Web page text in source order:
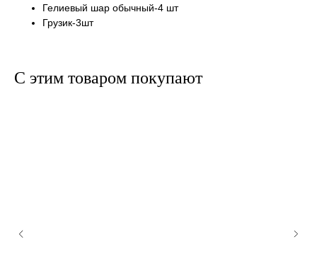
Гелиевый шар обычный-4 шт
Грузик-3шт
С этим товаром покупают